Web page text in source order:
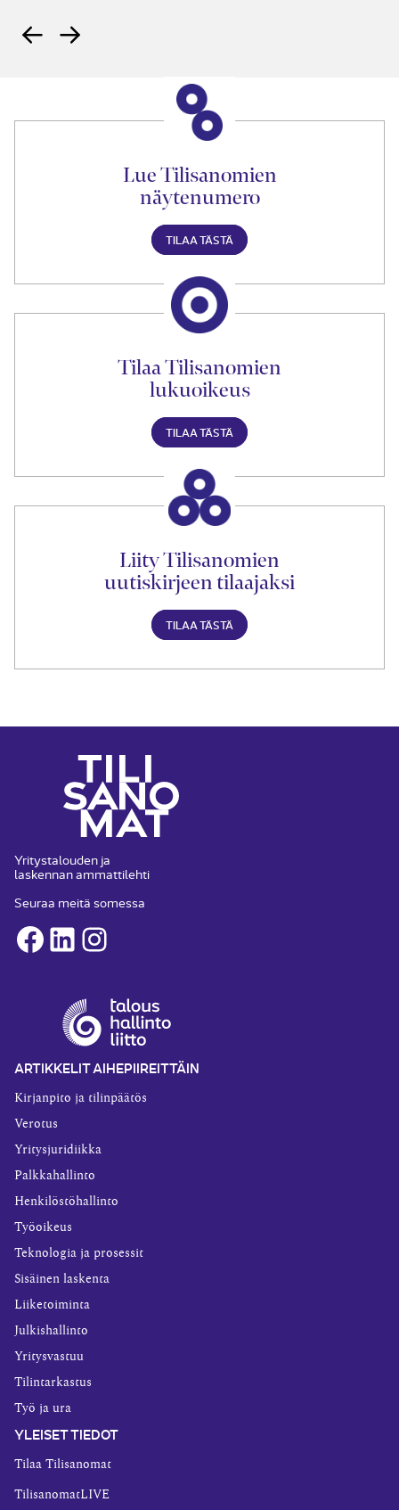
Lue Tilisanomien
näytenumero
TILAA TÄSTÄ
Tilaa Tilisanomien
lukuoikeus
TILAA TÄSTÄ
Liity Tilisanomien
uutiskirjeen tilaajaksi
TILAA TÄSTÄ
Yritystalouden ja
laskennan ammattilehti
Seuraa meitä somessa
Facebook
LinkedInInstagram
ARTIKKELIT AIHEPIIREITTÄIN
Kirjanpito ja tilinpäätös
Verotus
Yritysjuridiikka
Palkkahallinto
Henkilöstöhallinto
Työoikeus
Teknologia ja prosessit
Sisäinen laskenta
Liiketoiminta
Julkishallinto
Yritysvastuu
Tilintarkastus
Työ ja ura
YLEISET TIEDOT
Tilaa Tilisanomat
TilisanomatLIVE